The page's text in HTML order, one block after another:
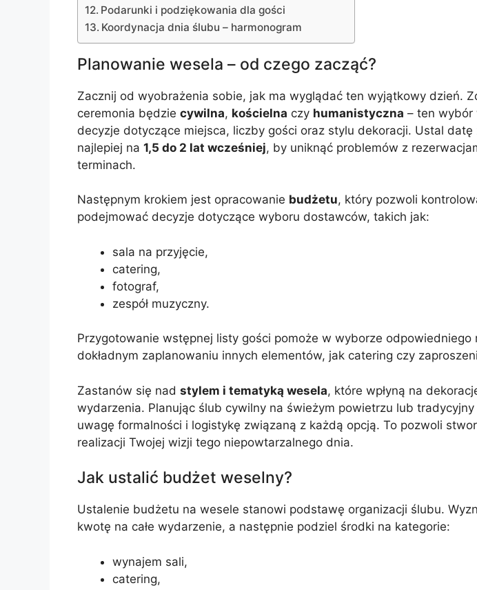
Podarunki i podziękowania dla gości
Koordynacja dnia ślubu – harmonogram
Planowanie wesela – od czego zacząć?
Zacznij od wyobrażenia sobie, jak ma wyglądać ten wyjątkowy dzień.
ceremonia będzie cywilna, kościelna czy humanistyczna – ten wybór
decyzje dotyczące miejsca, liczby gości oraz stylu dekoracji. Ustal datę
najlepiej na 1,5 do 2 lat wcześniej, by uniknąć problemów z
terminach.
Następnym krokiem jest opracowanie budżetu, który pozwoli
podejmować decyzje dotyczące wyboru dostawców, takich jak:
sala na przyjęcie,
catering,
fotograf,
zespół muzyczny.
Przygotowanie wstępnej listy gości pomoże w wyborze odpowiedniego
dokładnym zaplanowaniu innych elementów, jak catering czy
Zastanów się nad stylem i tematyką wesela, które wpłyną na
wydarzenia. Planując ślub cywilny na świeżym powietrzu lub
uwagę formalności i logistykę związaną z każdą opcją. To pozwoli
realizacji Twojej wizji tego niepowtarzalnego dnia.
Jak ustalić budżet weselny?
Ustalenie budżetu na wesele stanowi podstawę organizacji ślubu.
kwotę na całe wydarzenie, a następnie podziel środki na kategorie:
wynajem sali,
catering,